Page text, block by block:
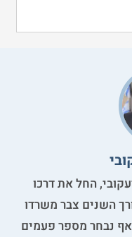
החל את דרכו
בשנת 1998. לאורך השנים צבר משרדו
נבחר מספר פעמים